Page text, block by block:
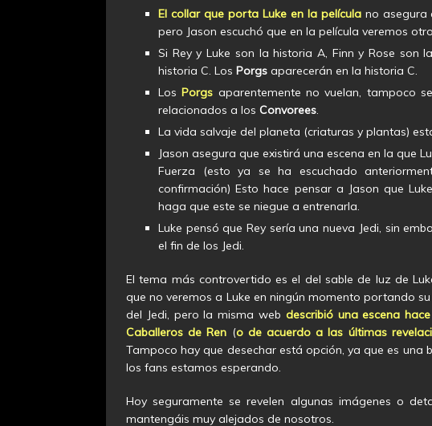
El collar que porta Luke en la películano asegura
pero Jason escuchó que en la película veremos
Si Rey y Luke son la historia A, Finn y Rose son
historia C. Los Porgs aparecerán en la historia C.
LosPorgs aparentemente no vuelan, tampoco
relacionados a los Convorees.
La vida salvaje del planeta (criaturas y plantas)
Jason asegura que existirá una escena en la que
Fuerza (esto ya se ha escuchado
confirmación) Esto hace pensar a Jason que
haga que este se niegue a entrenarla.
Luke pensó que Rey sería una nueva Jedi, sin
el fin de los Jedi.
El tema más controvertido es el del sable de luz de
que no veremos a Luke en ningún momento portando
del Jedi, pero la misma web describió una escena
Caballeros de Ren (o de acuerdo a las últimas
Tampoco hay que desechar está opción, ya que es una
los fans estamos esperando.
Hoy seguramente se revelen algunas imágenes o
mantengáis muy alejados de nosotros.